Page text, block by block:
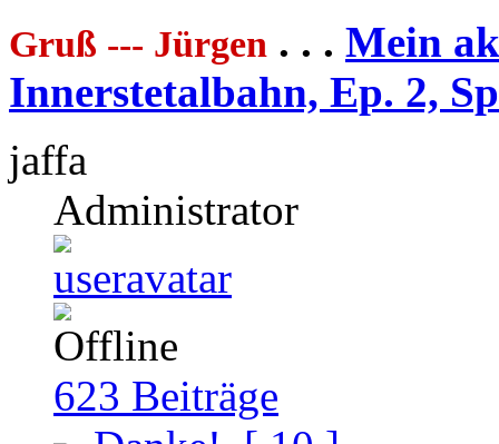
Gruß --- Jürgen . . . Mein
Innerstetalbahn, Ep. 2,
jaffa
Administrator
623 Beiträge